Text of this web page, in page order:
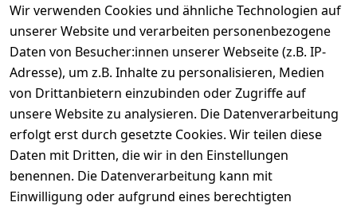
Wir verwenden Cookies und ähnliche Technologien auf
unserer Website und verarbeiten personenbezogene
Daten von Besucher:innen unserer Webseite (z.B. IP-
Adresse), um z.B. Inhalte zu personalisieren, Medien
von Drittanbietern einzubinden oder Zugriffe auf
unsere Website zu analysieren. Die Datenverarbeitung
erfolgt erst durch gesetzte Cookies. Wir teilen diese
Daten mit Dritten, die wir in den Einstellungen
benennen. Die Datenverarbeitung kann mit
Einwilligung oder aufgrund eines berechtigten
Rechtliches
AGB
Impressum
Datenschutze
rklärung
Über uns
Kontakt
Registrieren
Kataloge zum
Download
Wir
versenden
mit
Zahle
bequem per